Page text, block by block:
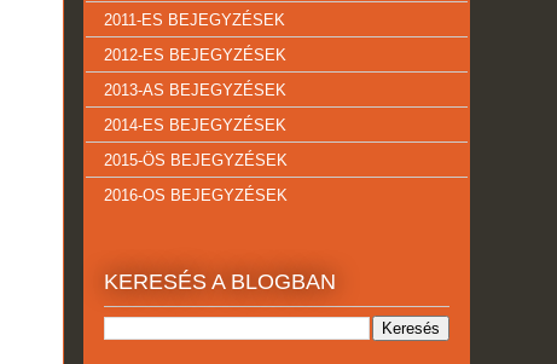
2011-ES BEJEGYZÉSEK
2012-ES BEJEGYZÉSEK
2013-AS BEJEGYZÉSEK
2014-ES BEJEGYZÉSEK
2015-ÖS BEJEGYZÉSEK
2016-OS BEJEGYZÉSEK
KERESÉS A BLOGBAN